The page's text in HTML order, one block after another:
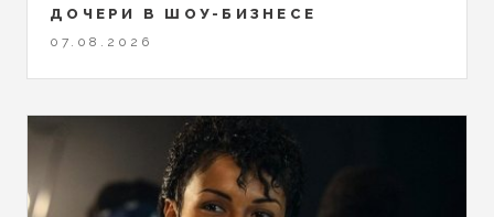
ДОЧЕРИ В ШОУ-БИЗНЕСЕ
07.08.2026